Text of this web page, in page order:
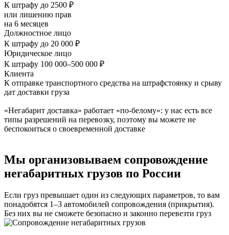
К штрафу до 2500 ₽
или лишению прав
на 6 месяцев
Должностное лицо
К штрафу до 20 000 ₽
Юридическое лицо
К штрафу 100 000–500 000 ₽
Клиента
К отправке транспортного средства на штрафстоянку и срыву
дат доставки груза
«Негабарит доставка» работает «по-белому»: у нас есть все
типы разрешений на перевозку, поэтому вы можете не
беспокоиться о своевременной доставке
Мы организовываем сопровождение
негабаритных грузов по России
Если груз превышает один из следующих параметров, то вам
понадобятся 1–3 автомобилей сопровождения (прикрытия).
Без них вы не сможете безопасно и законно перевезти груз